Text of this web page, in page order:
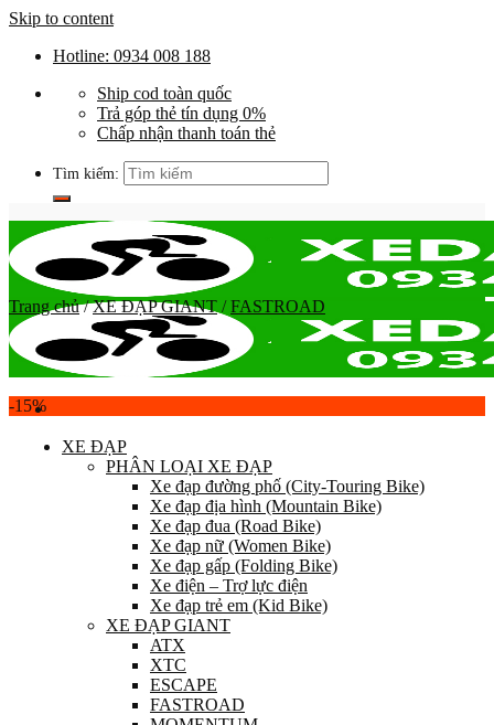
Skip to content
Hotline: 0934 008 188
Ship cod toàn quốc
Trả góp thẻ tín dụng 0%
Chấp nhận thanh toán thẻ
Tìm kiếm:
XE ĐẠP
PHÂN LOẠI XE ĐẠP
Xe đạp đường phố (City-Touring Bike)
Xe đạp địa hình (Mountain Bike)
Xe đạp đua (Road Bike)
Xe đạp nữ (Women Bike)
Xe đạp gấp (Folding Bike)
Xe điện – Trợ lực điện
Xe đạp trẻ em (Kid Bike)
XE ĐẠP GIANT
ATX
XTC
ESCAPE
FASTROAD
Trang chủ / XE ĐẠP GIANT / FASTROAD
-15%